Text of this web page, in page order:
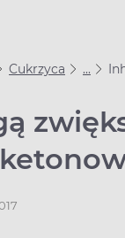
Cukrzyca ...